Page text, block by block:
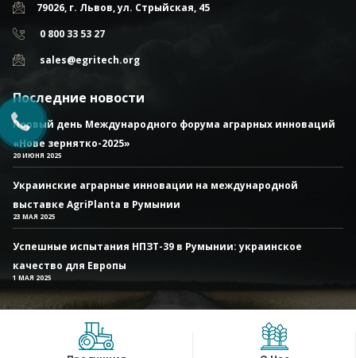
79026, г. Львов, ул. Стрыйская, 45
0 800 33 53 27
sales@egritech.org
Последние новости
Первый день Международного форума аграрных инноваций
«Нове зернятко-2025»
20 ИЮНЯ 2025
Украинские аграрные инновации на международной
выставке AgriPlanta в Румынии
23 МАЯ 2025
Успешные испытания НПЗТ-39 в Румынии: украинское
качество для Европы
1 МАЯ 2025